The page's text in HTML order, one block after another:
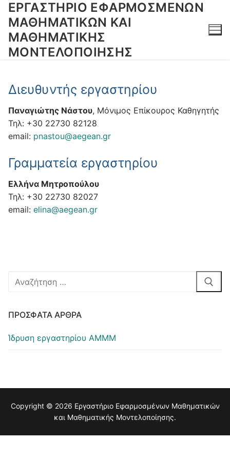
Μετάβαση
στο
περιεχόμενο
ΕΡΓΑΣΤΉΡΙΟ EΦΑΡΜΟΣΜΈΝΩΝ
ΜΑΘΗΜΑΤΙΚΏΝ ΚΑΙ
ΜΑΘΗΜΑΤΙΚΉΣ
ΜΟΝΤΕΛΟΠΟΊΗΣΗΣ
Διευθυντής εργαστηρίου
Παναγιώτης Νάστου, Μόνιμος Επίκουρος Καθηγητής
Τηλ: +30 22730 82128
email: pnastou@aegean.gr
Γραμματεία εργαστηρίου
Ελλήνα Μητροπούλου
Τηλ: +30 22730 82027
email: elina@aegean.gr
Αναζήτηση
ΠΡΌΣΦΑΤΑ ΆΡΘΡΑ
Ίδρυση εργαστηρίου ΑΜΜΜ
Copyright © 2026 Εργαστήριο Eφαρμοσμένων Μαθηματικών
και Μαθηματικής Μοντελοποίησης.